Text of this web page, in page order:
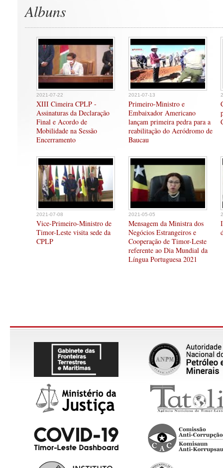
Albuns
2021-07-22
XIII Cimeira CPLP -
Assinaturas da Declaração
Final e Acordo de
Mobilidade na Sessão
Encerramento
2021-07-13
Primeiro-Ministro e
Embaixador Americano
lançam primeira pedra para a
reabilitação do Aeródromo de
Baucau
2021-07-08
Vice-Primeiro-Ministro de
Timor-Leste visita sede da
CPLP
2021-05-05
Mensagem da Ministra dos
Negócios Estrangeiros e
Cooperação de Timor-Leste
referente ao Dia Mundial da
Língua Portuguesa 2021